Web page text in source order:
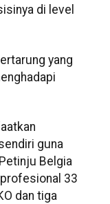
di level
yang
guna
Belgia
33
dan tiga